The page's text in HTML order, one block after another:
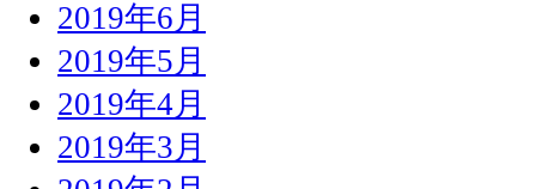
2019年6月
2019年5月
2019年4月
2019年3月